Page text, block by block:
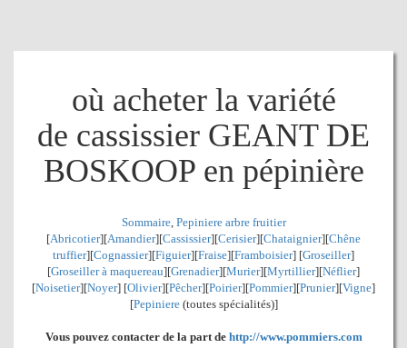
où acheter la variété
de cassissier GEANT DE
BOSKOOP en pépinière
Sommaire, Pepiniere arbre fruitier
[Abricotier][Amandier][Cassissier][Cerisier][Chataignier][Chêne
truffier][Cognassier][Figuier][Fraise][Framboisier] [Groseiller]
[Groseiller à maquereau][Grenadier][Murier][Myrtillier][Néflier]
[Noisetier][Noyer] [Olivier][Pêcher][Poirier][Pommier][Prunier][Vigne]
[Pepiniere(toutes spécialités)]
Vous pouvez contacter de la part de http://www.pommiers.com